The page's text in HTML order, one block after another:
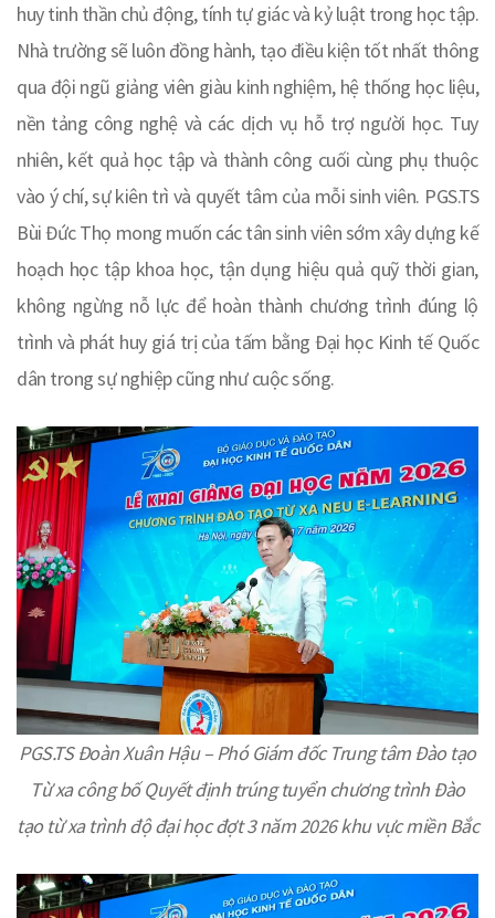
huy tinh thần chủ động, tính tự giác và kỷ luật trong học tập.
Nhà trường sẽ luôn đồng hành, tạo điều kiện tốt nhất thông
qua đội ngũ giảng viên giàu kinh nghiệm, hệ thống học liệu,
nền tảng công nghệ và các dịch vụ hỗ trợ người học. Tuy
nhiên, kết quả học tập và thành công cuối cùng phụ thuộc
vào ý chí, sự kiên trì và quyết tâm của mỗi sinh viên. PGS.TS
Bùi Đức Thọ mong muốn các tân sinh viên sớm xây dựng kế
hoạch học tập khoa học, tận dụng hiệu quả quỹ thời gian,
không ngừng nỗ lực để hoàn thành chương trình đúng lộ
trình và phát huy giá trị của tấm bằng Đại học Kinh tế Quốc
dân trong sự nghiệp cũng như cuộc sống.
PGS.TS Đoàn Xuân Hậu – Phó Giám đốc Trung tâm Đào tạo
Từ xacông bố Quyết định trúng tuyển chương trình Đào
tạo từ xa trình độ đại học đợt 3 năm 2026 khu vực miền Bắc